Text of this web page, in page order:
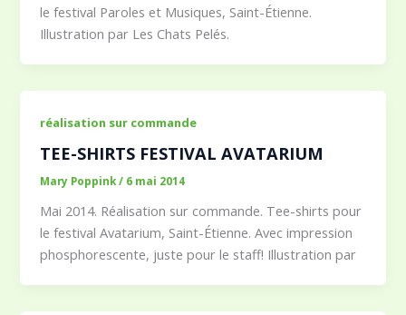
le festival Paroles et Musiques, Saint-Étienne.
Illustration par Les Chats Pelés.
réalisation sur commande
TEE-SHIRTS FESTIVAL AVATARIUM
Mary Poppink/ 6 mai 2014
Mai 2014. Réalisation sur commande. Tee-shirts pour
le festival Avatarium, Saint-Étienne. Avec impression
phosphorescente, juste pour le staff! Illustration par